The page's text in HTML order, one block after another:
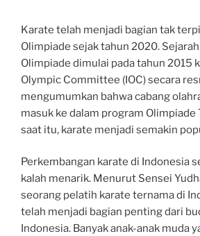
Karate telah menjadi bagian tak
Olimpiade sejak tahun 2020.
Olimpiade dimulai pada tahun 2015
Olympic Committee (IOC) secara
mengumumkan bahwa cabang
masuk ke dalam program Olimpiade
saat itu, karate menjadi semakin
Perkembangan karate di Indonesia
kalah menarik. Menurut Sensei
seorang pelatih karate ternama di
telah menjadi bagian penting dari
Indonesia. Banyak anak-anak muda